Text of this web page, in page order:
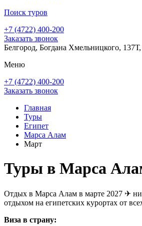
Поиск туров
+7 (4722) 400-200
Заказать звонок
Белгород, Богдана Хмельницкого,
Меню
+7 (4722) 400-200
Заказать звонок
Главная
Туры
Египет
Марса Алам
Март
Туры в Марса
Отдых в Марса Алам в марте 2027 ✈
отдыхом на египетских курортах от
Виза в страну: